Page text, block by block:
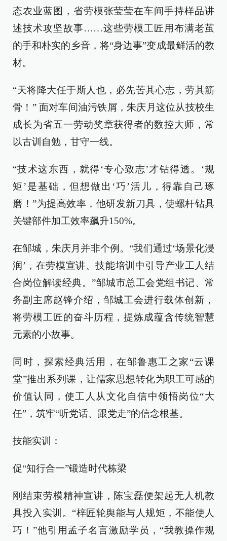
态农业蓝图，省劳模张莹莹在车间手持样品讲
述技术攻坚故事……这些劳模工匠用布满老茧
的手和朴实的乡音，将“身边事”变成最鲜活的教
材。
“天将降大任于斯人也，必先苦其心志，劳其筋
骨！” 面对车间油污铁屑，朱庆月这位从技校生
成长为省五一劳动奖章获得者的数控大师，常
以古训自勉，甘守一线。
“技术这东西，就得‘专心致志’才钻得透。‘规
矩’是基础，但想做出‘巧’活儿，得靠自己琢
磨！”为提高效率，他研发新刀具，使螺杆钻具
关键部件加工效率飙升150%。
在邹城，朱庆月并非个例。“我们通过‘场景化浸
润’，在劳模宣讲、技能培训中引导产业工人结
合岗位解读经典。”邹城市总工会党组书记、常
务副主席赵锋介绍，邹城工会进行载体创新，
将劳模工匠的奋斗历程，提炼成蕴含传统智慧
元素的小故事。
同时，探索经典活用，在邹鲁惠工之家“云课
堂”推出系列课，让儒家思想转化为职工可感的
价值认同，使工人从文化自信中领悟岗位“大
任”，筑牢“听党话、跟党走”的信念根基。
技能实训：
促“知行合一”锻造时代栋梁
刚结束劳模精神宣讲，陈宝磊便架起无人机教
具投入实训。“梓匠轮舆能与人规矩，不能使人
巧！”他引用孟子名言激励学员，“我教操作规